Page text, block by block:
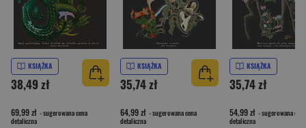
KSIĄŻKA
38,49 zł
69,99 zł - sugerowana cena
detaliczna
KSIĄŻKA
35,74 zł
64,99 zł - sugerowana cena
detaliczna
KSIĄŻKA
35,74 zł
54,99 zł - sugerowana cena
detaliczna